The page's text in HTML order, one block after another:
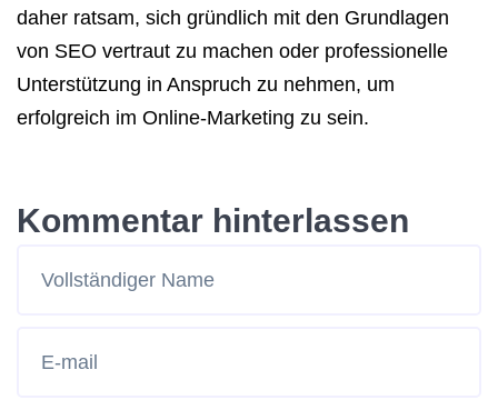
daher ratsam, sich gründlich mit den Grundlagen
von SEO vertraut zu machen oder professionelle
Unterstützung in Anspruch zu nehmen, um
erfolgreich im Online-Marketing zu sein.
Kommentar hinterlassen